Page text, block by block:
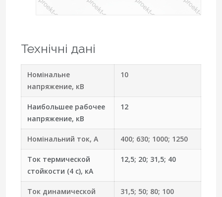
Технічні дані
Номінальне
напряжение, кВ
10
Наибольшее рабочее
напряжение, кВ
12
Номінальний ток, А 400; 630; 1000; 1250
Ток термической
стойкости (4 с), кА
12,5; 20; 31,5; 40
Ток динамической
31,5; 50; 80; 100